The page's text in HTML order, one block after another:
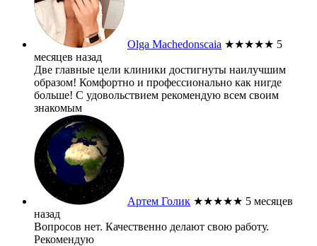
Olga Machedonscaia ★★★★★ 5
месяцев назад
Две главные цели клиники достигнуты наилучшим
образом! Комфортно и профессионально как нигде
больше! С удовольствием рекомендую всем своим
знакомым
Артем Голик ★★★★★ 5 месяцев
назад
Вопросов нет. Качественно делают свою работу.
Рекомендую